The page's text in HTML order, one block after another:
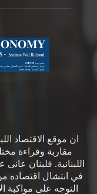
ان موقع الاقتصاد
مقاربة وقراءة
اللبنانية. فلبنان
في انتشال اقتصاده
التوجه على مواكبة